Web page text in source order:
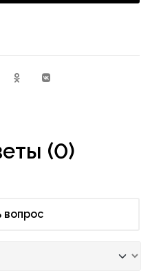
(0)
вопрос